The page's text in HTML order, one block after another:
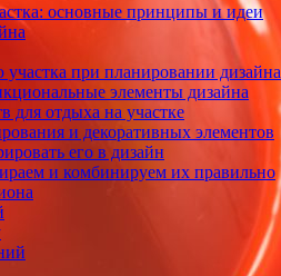
основные принципы и идеи
при планировании дизайна
элементы дизайна
для отдыха на участке
и декоративных элементов
его в дизайн
и комбинируем их правильно